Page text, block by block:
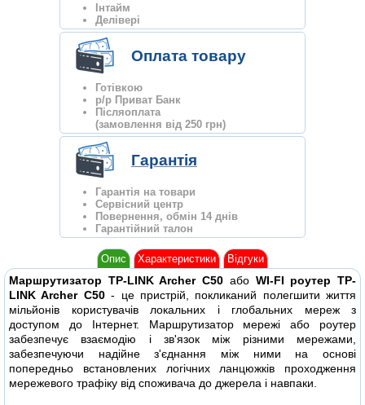
Інтайм
Делівері
Оплата товару
Готівкою
р/р Приват Банк
Післяоплата
(замовлення від 250 грн)
Гарантія
Гарантія на товари
Сервісний центр
Повернення, обмін 14 днів
Гарантійний талон
Опис Характеристики Відгуки
Маршрутизатор TP-LINK Archer C50 або WI-FI роутер TP-
LINK Archer C50- це пристрій, покликаний полегшити життя
мільйонів користувачів локальних і глобальних мереж з
доступом до Інтернет. Маршрутизатор мережі або роутер
забезпечує взаємодію і зв'язок між різними мережами,
забезпечуючи надійне з'єднання між ними на основі
попередньо встановлених логічних ланцюжків проходження
мережевого трафіку від споживача до джерела і навпаки.